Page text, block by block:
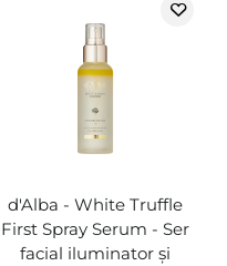
d'Alba - White Truffle
First Spray Serum - Ser
facial iluminator și